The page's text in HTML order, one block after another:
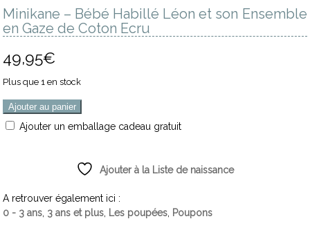
Minikane – Bébé Habillé Léon et son Ensemble
en Gaze de Coton Ecru
49,95€
Plus que 1 en stock
Ajouter au panier
Ajouter un emballage cadeau gratuit
Ajouter à la Liste de naissance
A retrouver également ici :
0 - 3 ans 3 ans et plus Les poupées Poupons